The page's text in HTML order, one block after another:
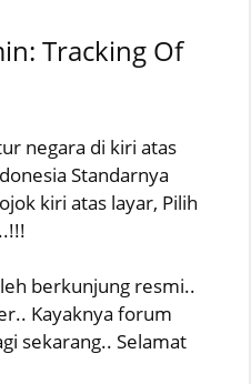
Tracking Of
negara di kiri atas
Standarnya
kiri atas layar, Pilih
berkunjung resmi..
Kayaknya forum
sekarang.. Selamat